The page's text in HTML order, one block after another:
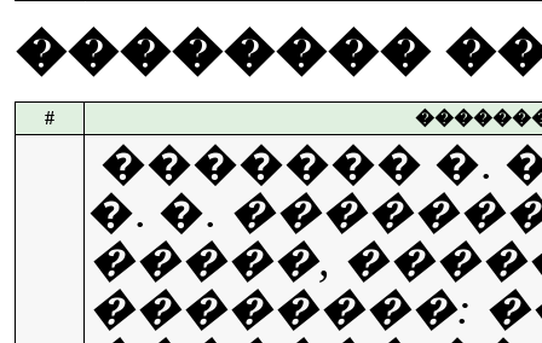
��������
#
������� �.
�. �.
�����,
��������: